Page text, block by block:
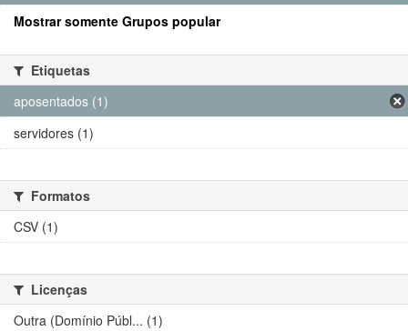
Mostrar somente Grupos popular
Etiquetas
aposentados (1)
servidores (1)
Formatos
CSV (1)
Licenças
Outra (Domínio Públ... (1)